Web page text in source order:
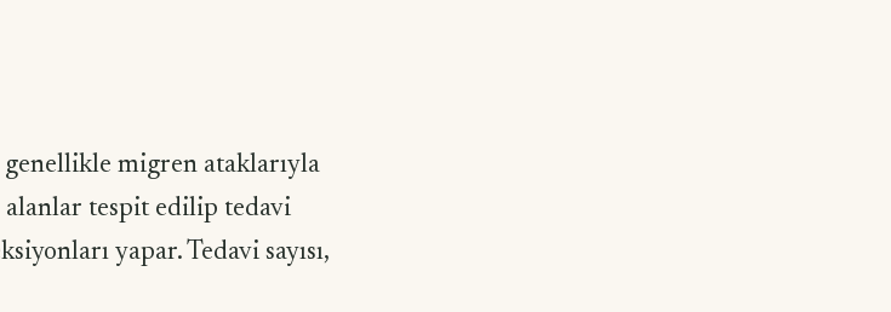
migren ataklarıyla
tespit edilip tedavi
yapar. Tedavi sayısı,